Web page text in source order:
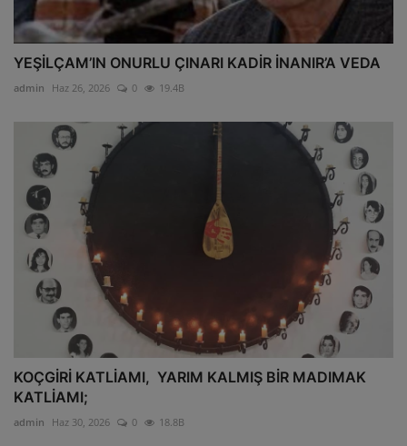
YEŞİLÇAM’IN ONURLU ÇINARI KADİR İNANIR’A VEDA
admin Haz 26, 2026 0 19.4B
KOÇGİRİ KATLİAMI, YARIM KALMIŞ BİR MADIMAK
KATLİAMI;
admin Haz 30, 2026 0 18.8B